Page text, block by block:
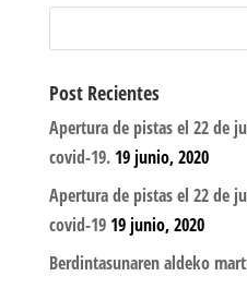
Post Recientes
Apertura de pistas el 22 de
covid-19. 19 junio, 2020
Apertura de pistas el 22 de
covid-19 19 junio, 2020
Berdintasunaren aldeko